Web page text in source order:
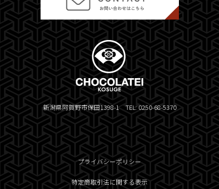
新潟県阿賀野市保田1398-1 TEL: 0250-68-5370
プライバシーポリシー
特定商取引法に関する表示